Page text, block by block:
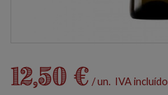
12,50 € / un. IVA incluído